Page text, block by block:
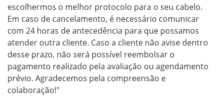
escolhermos o melhor protocolo para o seu cabelo.
Em caso de cancelamento, é necessário comunicar
com 24 horas de antecedência para que possamos
atender outra cliente. Caso a cliente não avise dentro
desse prazo, não será possível reembolsar o
pagamento realizado pela avaliação ou agendamento
prévio. Agradecemos pela compreensão e
colaboração!"